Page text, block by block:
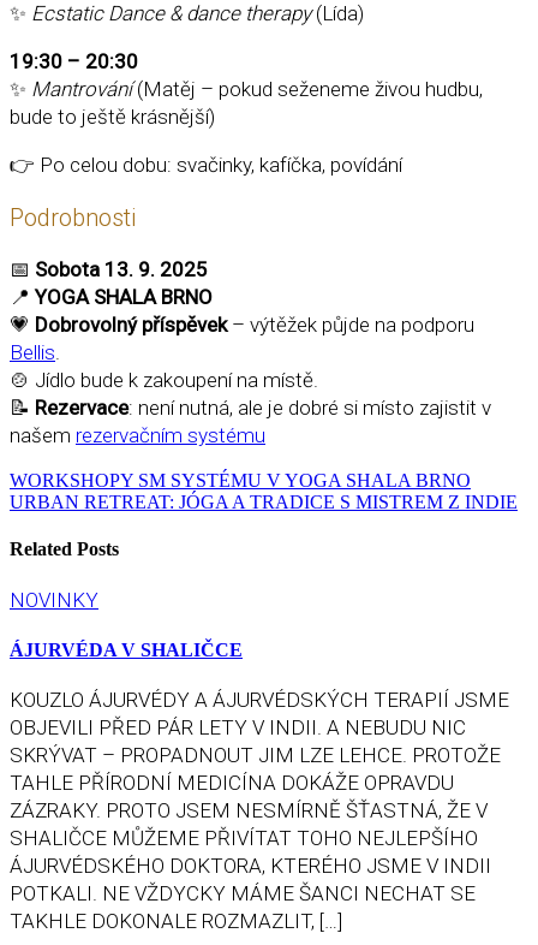
✨ Ecstatic Dance & dance therapy(Lída)
19:30 – 20:30
✨ Mantrování(Matěj – pokud seženeme živou hudbu,
bude to ještě krásnější)
👉 Po celou dobu: svačinky, kafíčka, povídání
Podrobnosti
📅 Sobota 13. 9. 2025
📍YOGA SHALA BRNO
💗 Dobrovolný příspěvek– výtěžek půjde na podporu
Bellis.
🍲 Jídlo bude k zakoupení na místě.
📝 Rezervace: není nutná, ale je dobré si místo zajistit v
našem rezervačním systému
WORKSHOPY SM SYSTÉMU V YOGA SHALA BRNO
URBAN RETREAT: JÓGA A TRADICE S MISTREM Z INDIE
Related Posts
NOVINKY
ÁJURVÉDA V SHALIČCE
KOUZLO ÁJURVÉDY A ÁJURVÉDSKÝCH TERAPIÍ JSME
OBJEVILI PŘED PÁR LETY V INDII. A NEBUDU NIC
SKRÝVAT – PROPADNOUT JIM LZE LEHCE. PROTOŽE
TAHLE PŘÍRODNÍ MEDICÍNA DOKÁŽE OPRAVDU
ZÁZRAKY. PROTO JSEM NESMÍRNĚ ŠŤASTNÁ, ŽE V
SHALIČCE MŮŽEME PŘIVÍTAT TOHO NEJLEPŠÍHO
ÁJURVÉDSKÉHO DOKTORA, KTERÉHO JSME V INDII
POTKALI. NE VŽDYCKY MÁME ŠANCI NECHAT SE
TAKHLE DOKONALE ROZMAZLIT, […]